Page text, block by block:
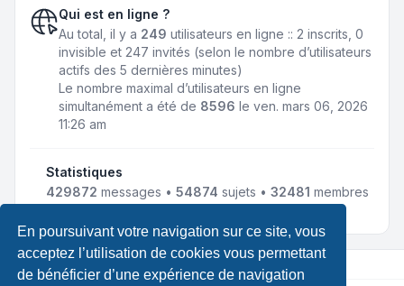
En poursuivant votre navigation sur ce site, vous
acceptez l’utilisation de cookies vous permettant
de bénéficier d’une expérience de navigation
Qui est en ligne ?
Au total, il y a 249 utilisateurs en ligne :: 2 inscrits, 0
invisible et 247 invités (selon le nombre d’utilisateurs
actifs des 5 dernières minutes)
Le nombre maximal d’utilisateurs en ligne
simultanément a été de 8596 le ven. mars 06, 2026
11:26 am
Statistiques
429872 messages • 54874 sujets • 32481 membres